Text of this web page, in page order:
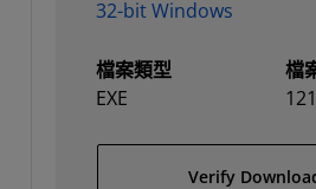
32-bit Windows
檔案類型
EXE
檔
Verify